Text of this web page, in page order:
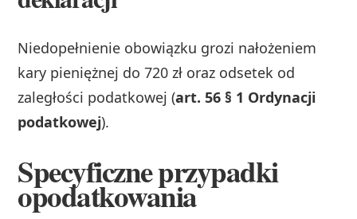
Niedopełnienie obowiązku grozi nałożeniem
kary pieniężnej do 720 zł oraz odsetek od
zaległości podatkowej (art. 56 § 1 Ordynacji
podatkowej).
Specyficzne przypadki
opodatkowania